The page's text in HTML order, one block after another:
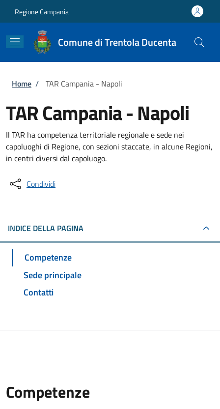
Regione Campania
Comune di Trentola Ducenta
Briciole di pane
Home / TAR Campania - Napoli
TAR Campania - Napoli
Il TAR ha competenza territoriale regionale e sede nei
capoluoghi di Regione, con sezioni staccate, in alcune Regioni,
in centri diversi dal capoluogo.
Condividi
INDICE DELLA PAGINA
Competenze
Sede principale
Contatti
Competenze